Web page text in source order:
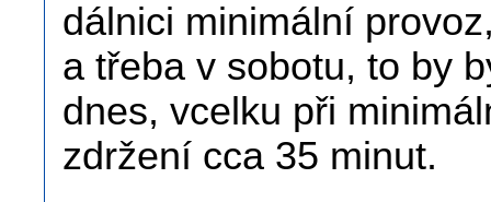
dálnici minimální
a třeba v sobotu, to by
dnes, vcelku při
zdržení cca 35 minut.